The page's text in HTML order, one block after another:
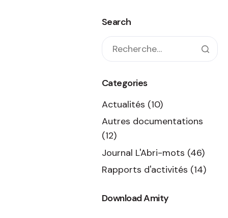
Search
Categories
Actualités (10)
Autres documentations
(12)
Journal L'Abri-mots (46)
Rapports d'activités (14)
Download Amity